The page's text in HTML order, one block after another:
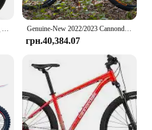
Genuine-New 2022/2023 Cannondale -JEKYLL 29,SCALPEL,F-Si,TRAIL 6,7,8,CARBON,HABIT,1-2-3-4-5 Se-Si Hi MOD Mountain Bike
грн.40,384.07